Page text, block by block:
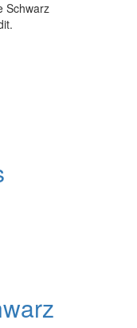
Schwarz